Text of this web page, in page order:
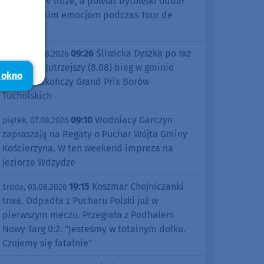
się kolarskim emocjom podczas Tour de
piątek, 07.08.2026 09:26 Śliwicka Dyszka po raz
dziesiąty. Jutrzejszy (8.08) bieg w gminie
Śliwice zakończy Grand Prix Borów
Tucholskich
piątek, 07.08.2026 09:10 Wodniacy Garczyn
zapraszają na Regaty o Puchar Wójta Gminy
Kościerzyna. W ten weekend impreza na
jeziorze Wdzydze
środa, 05.08.2026 19:15 Koszmar Chojniczanki
trwa. Odpadła z Pucharu Polski już w
pierwszym meczu. Przegrała z Podhalem
Nowy Targ 0:2. "Jesteśmy w totalnym dołku.
Czujemy się fatalnie"